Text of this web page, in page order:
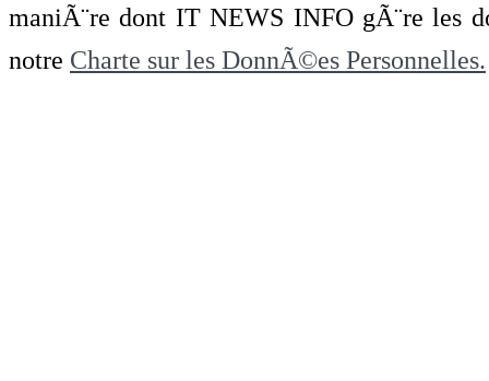
maniÃ¨re dont IT NEWS INFO gÃ¨re les
notre Charte sur les DonnÃ©es Personnelles.